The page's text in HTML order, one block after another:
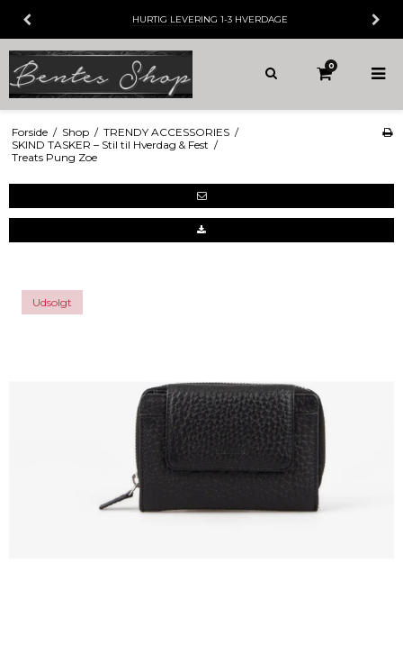
1-3 HVERDAGE 30 DAGES
0
Forside / Shop / TRENDY ACCESSORIES /
SKIND TASKER – Stil til Hverdag & Fest /
Treats Pung Zoe
Udsolgt